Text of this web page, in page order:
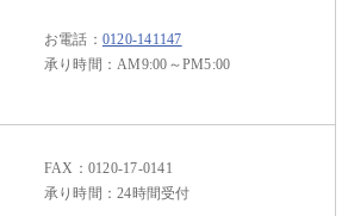
お電話： 0120-141147
承り時間：AM9:00～PM5:00
FAX：0120-17-0141
承り時間：24時間受付